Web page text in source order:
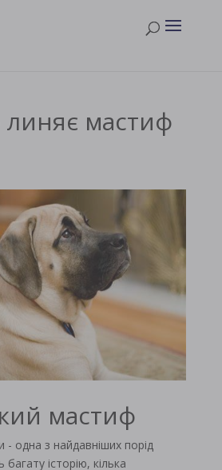
линяє мастиф
мастиф
- одна з найдавніших порід
історію, кілька